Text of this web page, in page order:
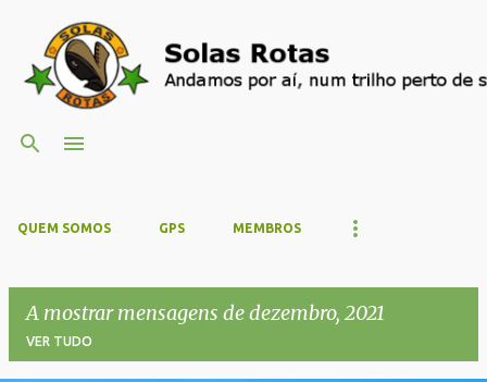
QUEM SOMOS GPS MEMBROS
A mostrar mensagens de dezembro, 2021
VER TUDO